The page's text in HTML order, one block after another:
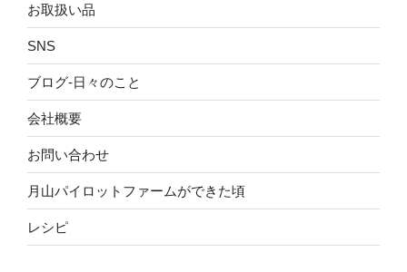
お取扱い品
SNS
ブログ-日々のこと
会社概要
お問い合わせ
月山パイロットファームができた頃
レシピ